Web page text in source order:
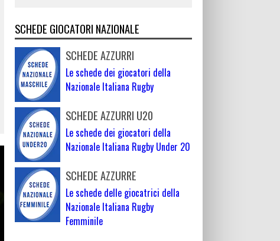
SCHEDE GIOCATORI NAZIONALE
SCHEDE AZZURRI
Le schede dei giocatori della
Nazionale Italiana Rugby
SCHEDE AZZURRI U20
Le schede dei giocatori della
Nazionale Italiana Rugby Under 20
SCHEDE AZZURRE
Le schede delle giocatrici della
Nazionale Italiana Rugby
Femminile